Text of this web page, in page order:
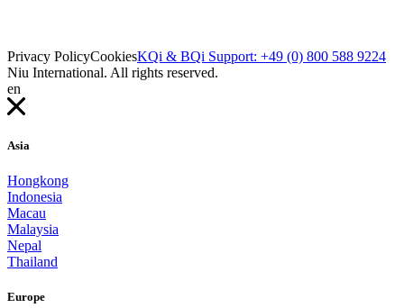
Privacy PolicyCookiesKQi & BQi Support: +49 (0) 800 588 9224
Niu International. All rights reserved.
en
Asia
Hongkong
Indonesia
Macau
Malaysia
Nepal
Thailand
Europe